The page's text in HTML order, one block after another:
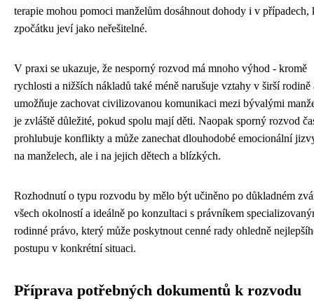
terapie mohou pomoci manželům dosáhnout dohody i v případech,
zpočátku jeví jako neřešitelné.
V praxi se ukazuje, že nesporný rozvod má mnoho výhod - kromě
rychlosti a nižších nákladů také méně narušuje vztahy v širší rodině
umožňuje zachovat civilizovanou komunikaci mezi bývalými
je zvláště důležité, pokud spolu mají děti. Naopak sporný rozvod
prohlubuje konflikty a může zanechat dlouhodobé emocionální
na manželech, ale i na jejich dětech a blízkých.
Rozhodnutí o typu rozvodu by mělo být učiněno po důkladném
všech okolností a ideálně po konzultaci s právníkem
rodinné právo, který může poskytnout cenné rady ohledně
postupu v konkrétní situaci.
Příprava potřebných dokumentů k rozvodu